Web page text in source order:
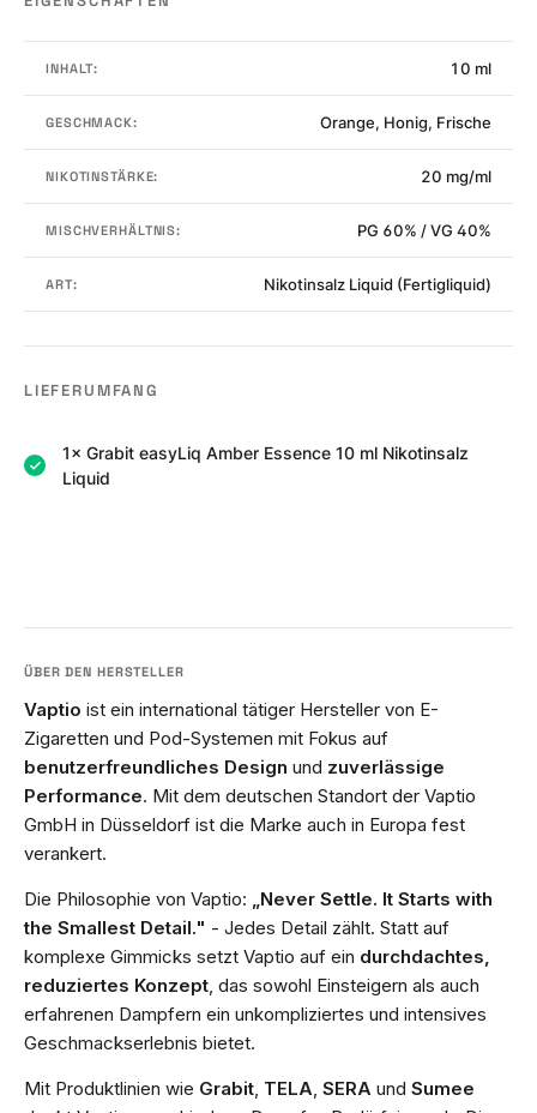
INHALT: 10 ml
GESCHMACK: Orange, Honig, Frische
NIKOTINSTÄRKE: 20 mg/ml
MISCHVERHÄLTNIS: PG 60% / VG 40%
ART: Nikotinsalz Liquid (Fertigliquid)
LIEFERUMFANG
1× Grabit easyLiq Amber Essence 10 ml Nikotinsalz
Liquid
Vaptio ist ein international tätiger Hersteller von E-
Zigaretten und Pod-Systemen mit Fokus auf
benutzerfreundliches Design und zuverlässige
Performance. Mit dem deutschen Standort der Vaptio
GmbH in Düsseldorf ist die Marke auch in Europa fest
verankert.
Die Philosophie von Vaptio:
„Never Settle. It Starts with
the Smallest Detail." - Jedes Detail zählt. Statt auf
komplexe Gimmicks setzt Vaptio auf ein durchdachtes,
reduziertes Konzept , das sowohl Einsteigern als auch
erfahrenen Dampfern ein unkompliziertes und intensives
Geschmackserlebnis bietet.
Mit Produktlinien wie Grabit TELA SERA und Sumee